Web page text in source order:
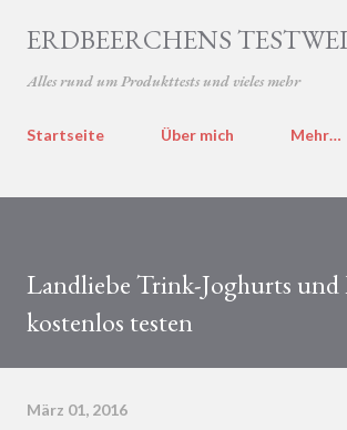
Direkt zum Hauptbereich
ERDBEERCHENS
Alles rund um Produkttests und vieles mehr
Startseite Über mich Mehr…
Landliebe Trink-Joghurts
kostenlos testen
März 01, 2016